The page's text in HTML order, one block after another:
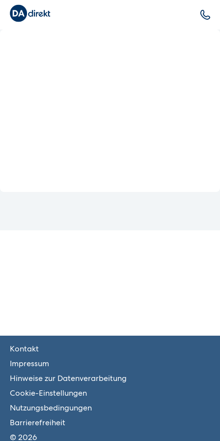
Kontakt
Impressum
Hinweise zur Datenverarbeitung
Cookie-Einstellungen
Nutzungsbedingungen
Barrierefreiheit
© 2026